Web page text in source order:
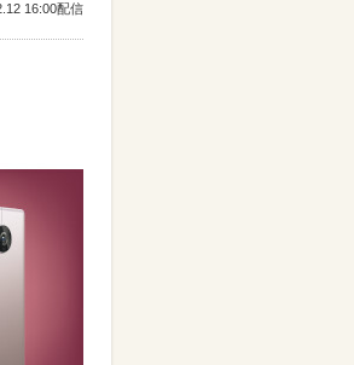
16:00配信